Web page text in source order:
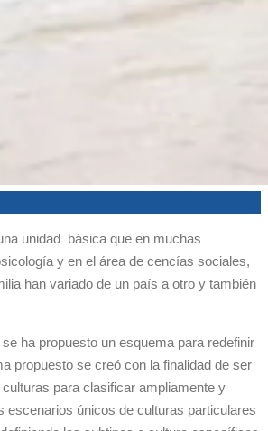
unidad básica que en muchas
y en el área de cencías sociales,
han variado de un país a otro y también
ha propuesto un esquema para redefinir
propuesto se creó con la finalidad de ser
para clasificar ampliamente y
escenarios únicos de culturas particulares